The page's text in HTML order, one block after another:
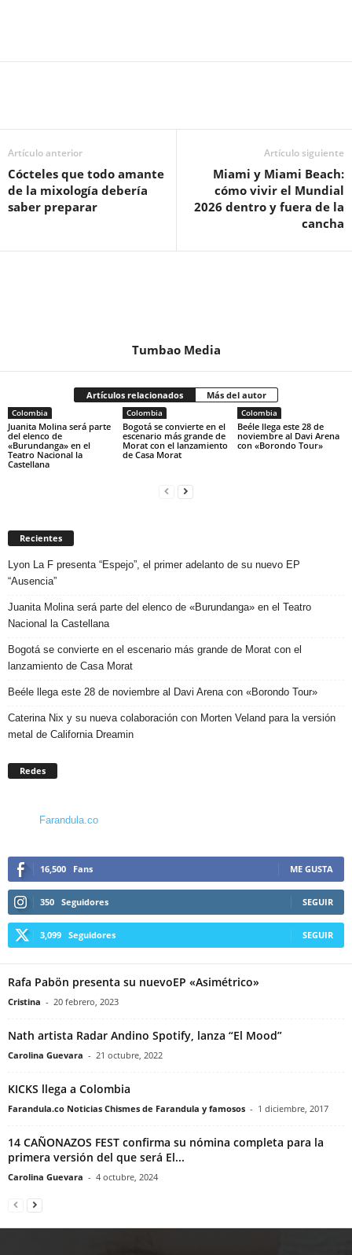
Artículo anterior
Cócteles que todo amante
de la mixología debería
saber preparar
Artículo siguiente
Miami y Miami Beach:
cómo vivir el Mundial
2026 dentro y fuera de la
cancha
Tumbao Media
Artículos relacionados Más del autor
Colombia
Juanita Molina será parte
del elenco de
«Burundanga» en el
Teatro Nacional la
Castellana
Colombia
Bogotá se convierte en el
escenario más grande de
Morat con el lanzamiento
de Casa Morat
Colombia
Beéle llega este 28 de
noviembre al Davi Arena
con «Borondo Tour»
Recientes
Lyon La F presenta “Espejo”, el primer adelanto de su nuevo EP
“Ausencia”
Juanita Molina será parte del elenco de «Burundanga» en el Teatro
Nacional la Castellana
Bogotá se convierte en el escenario más grande de Morat con el
lanzamiento de Casa Morat
Beéle llega este 28 de noviembre al Davi Arena con «Borondo Tour»
Caterina Nix y su nueva colaboración con Morten Veland para la versión
metal de California Dreamin
Redes
Farandula.co
16,500 Fans ME GUSTA
350 Seguidores SEGUIR
3,099 Seguidores SEGUIR
Rafa Pabön presenta su nuevoEP «Asimétrico»
Cristina - 20 febrero, 2023
Nath artista Radar Andino Spotify, lanza “El Mood”
Carolina Guevara - 21 octubre, 2022
KICKS llega a Colombia
Farandula.co Noticias Chismes de Farandula y famosos - 1 diciembre, 2017
14 CAÑONAZOS FEST confirma su nómina completa para la
primera versión del que será El...
Carolina Guevara - 4 octubre, 2024